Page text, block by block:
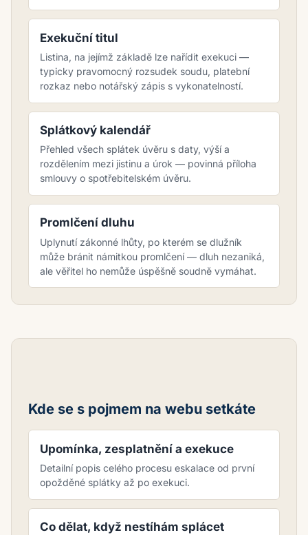
Exekuční titul
Listina, na jejímž základě lze nařídit exekuci —
typicky pravomocný rozsudek soudu, platební
rozkaz nebo notářský zápis s vykonatelností.
Splátkový kalendář
Přehled všech splátek úvěru s daty, výší a
rozdělením mezi jistinu a úrok — povinná příloha
smlouvy o spotřebitelském úvěru.
Promlčení dluhu
Uplynutí zákonné lhůty, po kterém se dlužník
může bránit námitkou promlčení — dluh nezaniká,
ale věřitel ho nemůže úspěšně soudně vymáhat.
Kde se s pojmem na webu setkáte
Upomínka, zesplatnění a exekuce
Detailní popis celého procesu eskalace od první
opožděné splátky až po exekuci.
Co dělat, když nestíhám splácet